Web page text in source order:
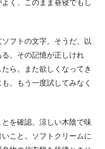
く、このまま昼寝でもし
フトの文字。そうだ、以
。その記憶が正しけれ
ら。また欲しくなってき
、もう一度試してみなく
を確認。涼しい木陰で味
こと。ソフトクリームに